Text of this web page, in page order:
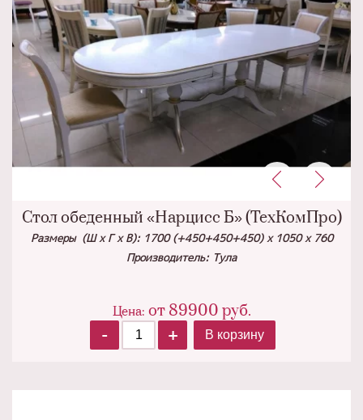
Стол обеденный «Нарцисс Б» (ТехКомПро)
Размеры (Ш х Г х В): 1700 (+450+450+450) х 1050 х 760
Производитель: Тула
Цена: от 89900 руб.
-
+ В корзину